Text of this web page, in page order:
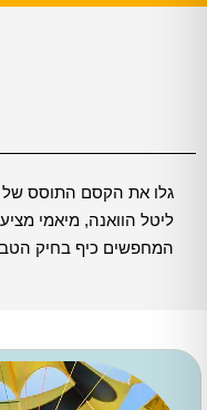
גלו את הקסם התוסס של
ליטל הוואנה, מיאמי
המחפשים כיף בחיק